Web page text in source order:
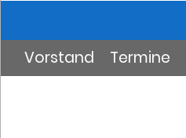
Vorstand Termine